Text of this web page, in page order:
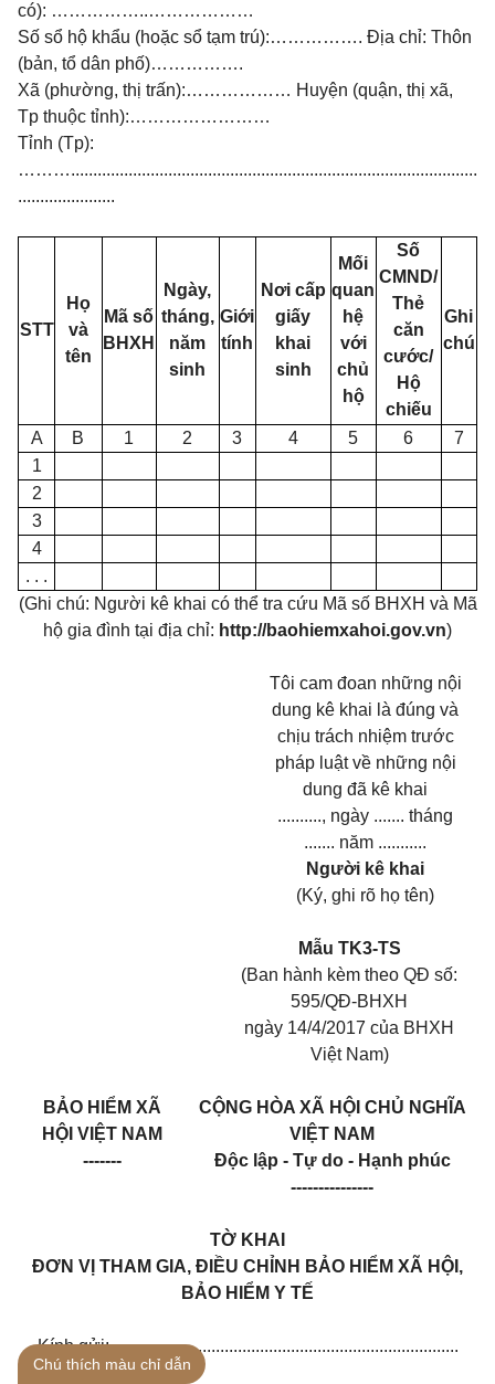
có): ……………..………………
Số sổ hộ khẩu (hoặc sổ tạm trú):……………. Địa chỉ: Thôn
(bản, tổ dân phố)…………….
Xã (phường, thị trấn):……………… Huyện (quận, thị xã,
Tp thuộc tỉnh):……………………
Tỉnh (Tp):
………............................................................................................
......................
STT
Họ
và
tên
Mã số
BHXH
Ngày,
tháng,
năm
sinh
Giới
tính
Nơi cấp
giấy
khai
sinh
Mối
quan
hệ
với
chủ
hộ
Số
CMND/
Thẻ
căn
cước/
Hộ
chiếu
Ghi
chú
A B 1 2 3 4 5 6
7
1
2
3
4
. . .
(Ghi chú: Người kê khai có thể tra cứu Mã số BHXH và Mã
hộ gia đình tại địa chỉ: http://baohiemxahoi.gov.vn)
Tôi cam đoan những nội
dung kê khai là đúng và
chịu trách nhiệm trước
pháp luật về những nội
dung đã kê khai
.........., ngày ....... tháng
....... năm ...........
Người kê khai
(Ký, ghi rõ họ tên)
Mẫu TK3-TS
(Ban hành kèm theo QĐ số:
595/QĐ-BHXH
ngày 14/4/2017 của BHXH
Việt Nam)
BẢO HIỂM XÃ
HỘI VIỆT NAM
-------
CỘNG HÒA XÃ HỘI CHỦ NGHĨA
VIỆT NAM
Độc lập - Tự do - Hạnh phúc
---------------
TỜ KHAI
ĐƠN VỊ THAM GIA, ĐIỀU CHỈNH BẢO HIỂM XÃ HỘI,
BẢO HIỂM Y TẾ
Kính gửi: ..............................................................................
Chú thích màu chỉ dẫn